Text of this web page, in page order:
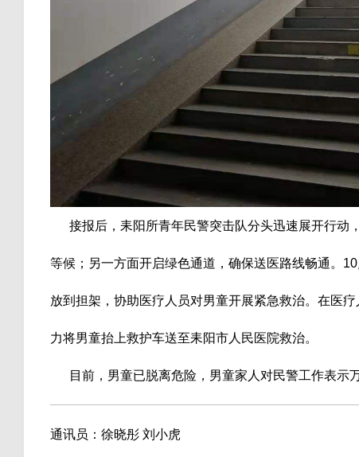
接报后，耒阳所青年民警突击队分头迅速展开行动
等候；另一方面开启绿色通道，确保送医路线畅通。
放到担架，协助医疗人员对男童开展紧急救治。在医
力将男童抬上救护车送至耒阳市人民医院救治。
目前，男童已脱离危险，男童家人对民警工作表示万
通讯员：徐晓彤 刘小虎